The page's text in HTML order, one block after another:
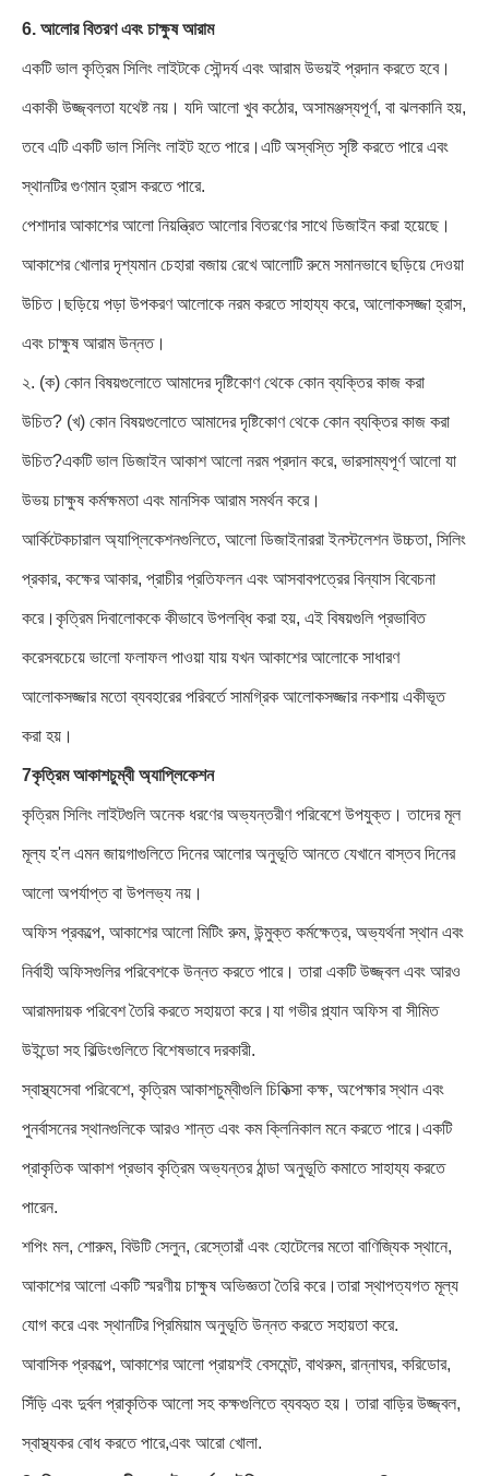
6. আলোর বিতরণ এবং চাক্ষুষ আরাম
একটি ভাল কৃত্রিম সিলিং লাইটকে সৌন্দর্য এবং আরাম উভয়ই প্রদান করতে হবে।
একাকী উজ্জ্বলতা যথেষ্ট নয়। যদি আলো খুব কঠোর, অসামঞ্জস্যপূর্ণ, বা ঝলকানি হয়,
তবে এটি একটি ভাল সিলিং লাইট হতে পারে।এটি অস্বস্তি সৃষ্টি করতে পারে এবং
স্থানটির গুণমান হ্রাস করতে পারে.
পেশাদার আকাশের আলো নিয়ন্ত্রিত আলোর বিতরণের সাথে ডিজাইন করা হয়েছে।
আকাশের খোলার দৃশ্যমান চেহারা বজায় রেখে আলোটি রুমে সমানভাবে ছড়িয়ে দেওয়া
উচিত।ছড়িয়ে পড়া উপকরণ আলোকে নরম করতে সাহায্য করে, আলোকসজ্জা হ্রাস,
এবং চাক্ষুষ আরাম উন্নত।
২. (ক) কোন বিষয়গুলোতে আমাদের দৃষ্টিকোণ থেকে কোন ব্যক্তির কাজ করা
উচিত? (খ) কোন বিষয়গুলোতে আমাদের দৃষ্টিকোণ থেকে কোন ব্যক্তির কাজ করা
উচিত?একটি ভাল ডিজাইন আকাশ আলো নরম প্রদান করে, ভারসাম্যপূর্ণ আলো যা
উভয় চাক্ষুষ কর্মক্ষমতা এবং মানসিক আরাম সমর্থন করে।
আর্কিটেকচারাল অ্যাপ্লিকেশনগুলিতে, আলো ডিজাইনাররা ইনস্টলেশন উচ্চতা, সিলিং
প্রকার, কক্ষের আকার, প্রাচীর প্রতিফলন এবং আসবাবপত্রের বিন্যাস বিবেচনা
করে।কৃত্রিম দিবালোককে কীভাবে উপলব্ধি করা হয়, এই বিষয়গুলি প্রভাবিত
করেসবচেয়ে ভালো ফলাফল পাওয়া যায় যখন আকাশের আলোকে সাধারণ
আলোকসজ্জার মতো ব্যবহারের পরিবর্তে সামগ্রিক আলোকসজ্জার নকশায় একীভূত
করা হয়।
7কৃত্রিম আকাশচুম্বী অ্যাপ্লিকেশন
কৃত্রিম সিলিং লাইটগুলি অনেক ধরণের অভ্যন্তরীণ পরিবেশে উপযুক্ত। তাদের মূল
মূল্য হ'ল এমন জায়গাগুলিতে দিনের আলোর অনুভূতি আনতে যেখানে বাস্তব দিনের
আলো অপর্যাপ্ত বা উপলভ্য নয়।
অফিস প্রকল্পে, আকাশের আলো মিটিং রুম, উন্মুক্ত কর্মক্ষেত্র, অভ্যর্থনা স্থান এবং
নির্বাহী অফিসগুলির পরিবেশকে উন্নত করতে পারে। তারা একটি উজ্জ্বল এবং আরও
আরামদায়ক পরিবেশ তৈরি করতে সহায়তা করে।যা গভীর প্ল্যান অফিস বা সীমিত
উইন্ডো সহ বিল্ডিংগুলিতে বিশেষভাবে দরকারী.
স্বাস্থ্যসেবা পরিবেশে, কৃত্রিম আকাশচুম্বীগুলি চিকিত্সা কক্ষ, অপেক্ষার স্থান এবং
পুনর্বাসনের স্থানগুলিকে আরও শান্ত এবং কম ক্লিনিকাল মনে করতে পারে।একটি
প্রাকৃতিক আকাশ প্রভাব কৃত্রিম অভ্যন্তর ঠান্ডা অনুভূতি কমাতে সাহায্য করতে
পারেন.
শপিং মল, শোরুম, বিউটি সেলুন, রেস্তোরাঁ এবং হোটেলের মতো বাণিজ্যিক স্থানে,
আকাশের আলো একটি স্মরণীয় চাক্ষুষ অভিজ্ঞতা তৈরি করে।তারা স্থাপত্যগত মূল্য
যোগ করে এবং স্থানটির প্রিমিয়াম অনুভূতি উন্নত করতে সহায়তা করে.
আবাসিক প্রকল্পে, আকাশের আলো প্রায়শই বেসমেন্ট, বাথরুম, রান্নাঘর, করিডোর,
সিঁড়ি এবং দুর্বল প্রাকৃতিক আলো সহ কক্ষগুলিতে ব্যবহৃত হয়। তারা বাড়ির উজ্জ্বল,
স্বাস্থ্যকর বোধ করতে পারে,এবং আরো খোলা.